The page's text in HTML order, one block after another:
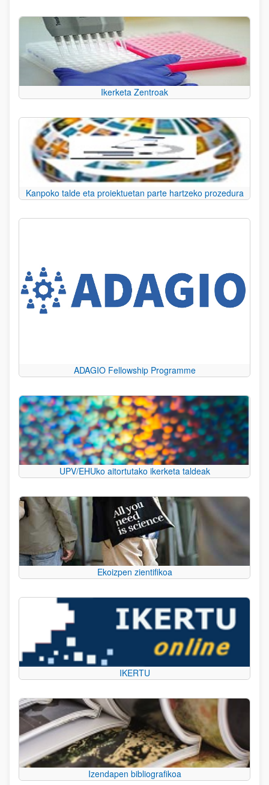
Ikerketa Zentroak
Kanpoko talde eta proiektuetan parte hartzeko prozedura
ADAGIO Fellowship Programme
UPV/EHUko aitortutako ikerketa taldeak
Ekoizpen zientifikoa
IKERTU
Izendapen bibliografikoa